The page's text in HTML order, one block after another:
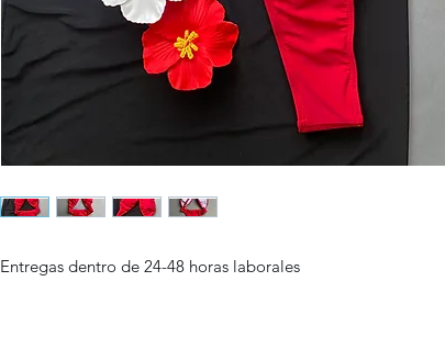
Entregas dentro de 24-48 horas laborales